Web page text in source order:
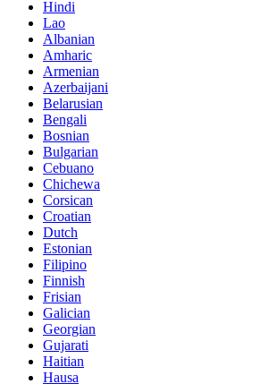
Hindi
Lao
Albanian
Amharic
Armenian
Azerbaijani
Belarusian
Bengali
Bosnian
Bulgarian
Cebuano
Chichewa
Corsican
Croatian
Dutch
Estonian
Filipino
Finnish
Frisian
Galician
Georgian
Gujarati
Haitian
Hausa